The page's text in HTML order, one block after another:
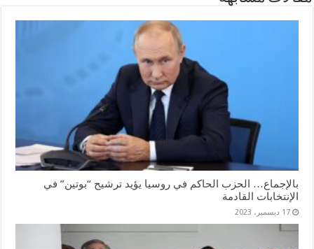
بالإجماع… الحزب الحاكم في روسيا يؤيد ترشيح “بوتين” في
الإنتخابات القادمة
17 ديسمبر، 2023